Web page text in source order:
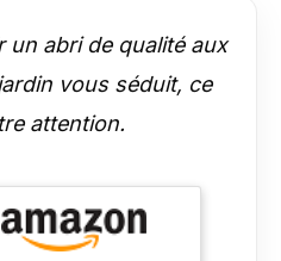
un abri de qualité aux
vous séduit, ce
attention.